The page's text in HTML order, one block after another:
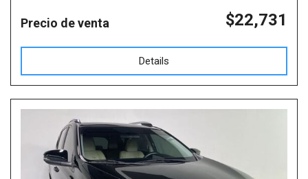
Precio de venta $22,731
Details